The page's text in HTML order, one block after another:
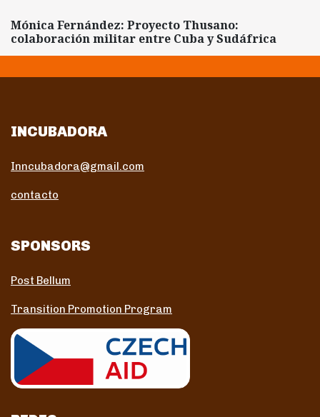
Mónica Fernández: Proyecto Thusano:
colaboración militar entre Cuba y Sudáfrica
INCUBADORA
Inncubadora@gmail.com
contacto
SPONSORS
Post Bellum
Transition Promotion Program